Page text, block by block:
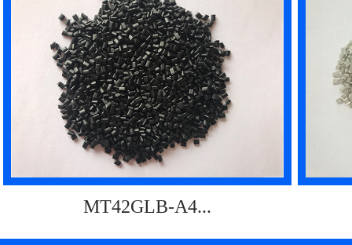
MT42GLB-A4...